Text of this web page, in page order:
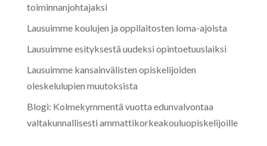
toiminnanjohtajaksi
Lausuimme koulujen ja oppilaitosten loma-ajoista
Lausuimme esityksestä uudeksi opintoetuuslaiksi
Lausuimme kansainvälisten opiskelijoiden
oleskelulupien muutoksista
Blogi: Kolmekymmentä vuotta edunvalvontaa
valtakunnallisesti ammattikorkeakouluopiskelijoille